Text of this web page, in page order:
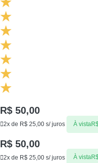
R$ 50,00
2x de R$ 25,00 s/ juros À vista
R$ 50,00
2x de R$ 25,00 s/ juros À vista